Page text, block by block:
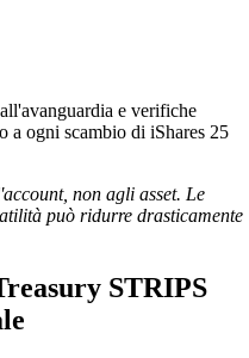
e verifiche
a ogni scambio di iShares 25
non agli asset. Le
può ridurre drasticamente
STRIPS